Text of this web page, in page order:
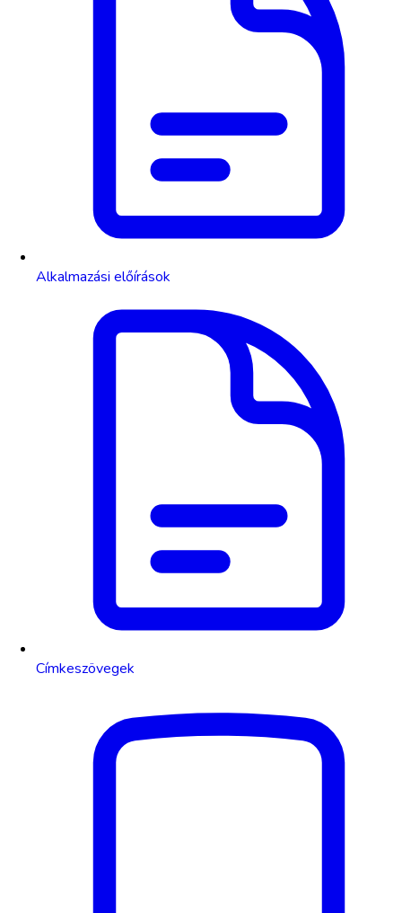
Alkalmazási előírások
Címkeszövegek